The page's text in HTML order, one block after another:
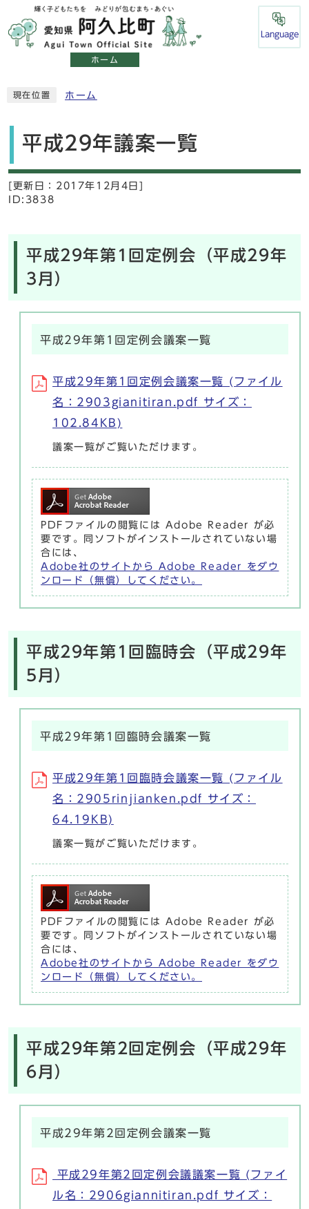
ホーム
Language
現在位置 ホーム
平成29年議案一覧
[更新日： 2017年12月4日]
ID:3838
平成29年第1回定例会（平成29年
3月）
平成29年第1回定例会議案一覧
平成29年第1回定例会議案一覧 (ファイル
名：2903gianitiran.pdf サイズ：
102.84KB)
議案一覧がご覧いただけます。
PDFファイルの閲覧には Adobe Reader が必
要です。同ソフトがインストールされていない場
合には、
Adobe社のサイトから Adobe Reader をダウ
ンロード（無償）してください。
平成29年第1回臨時会（平成29年
5月）
平成29年第1回臨時会議案一覧
平成29年第1回臨時会議案一覧 (ファイル
名：2905rinjianken.pdf サイズ：
64.19KB)
議案一覧がご覧いただけます。
PDFファイルの閲覧には Adobe Reader が必
要です。同ソフトがインストールされていない場
合には、
Adobe社のサイトから Adobe Reader をダウ
ンロード（無償）してください。
平成29年第2回定例会（平成29年
6月）
平成29年第2回定例会議案一覧
平成29年第2回定例会議議案一覧 (ファイ
ル名：2906giannitiran.pdf サイズ：